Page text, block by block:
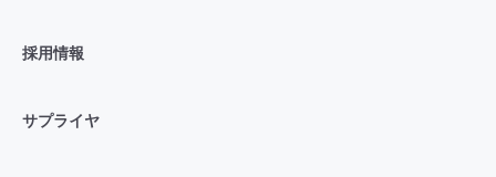
採用情報
サプライヤ